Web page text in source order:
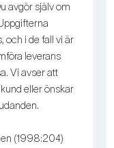
avgör själv om
och i de fall vi är
leverans
Vi avser att
eller önskar
(1998:204)